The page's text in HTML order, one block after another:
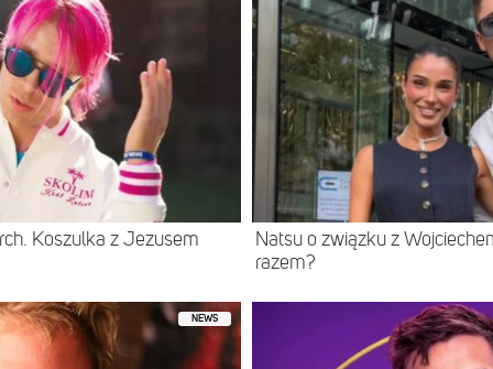
Koszulka z Jezusem
Natsu o związku z
razem?
NEWS